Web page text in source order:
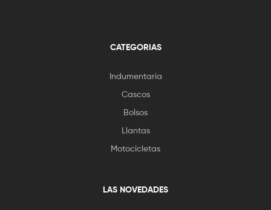
CATEGORIAS
Indumentaria
Cascos
Bolsos
Llantas
Motocicletas
LAS NOVEDADES